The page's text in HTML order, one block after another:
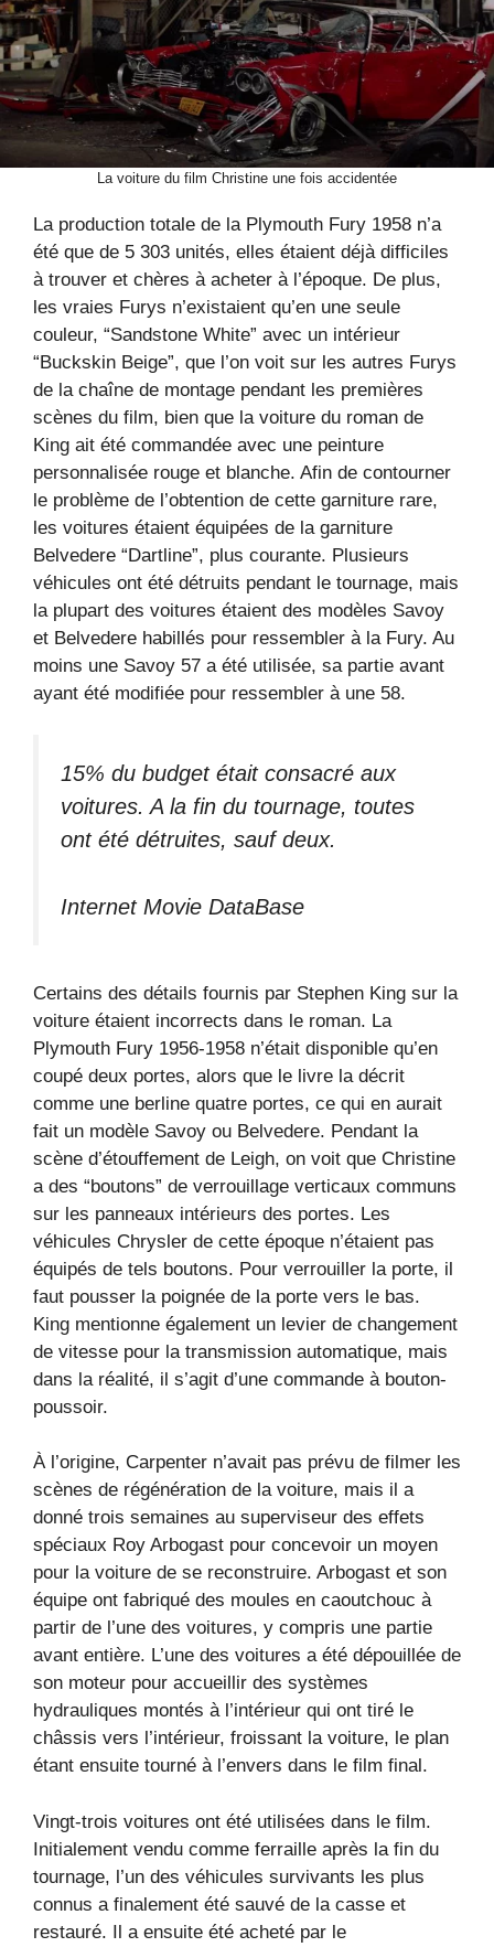
La voiture du film Christine une fois accidentée
La production totale de la Plymouth Fury 1958 n’a
été que de 5 303 unités, elles étaient déjà difficiles
à trouver et chères à acheter à l’époque. De plus,
les vraies Furys n’existaient qu’en une seule
couleur, “Sandstone White” avec un intérieur
“Buckskin Beige”, que l’on voit sur les autres Furys
de la chaîne de montage pendant les premières
scènes du film, bien que la voiture du roman de
King ait été commandée avec une peinture
personnalisée rouge et blanche. Afin de contourner
le problème de l’obtention de cette garniture rare,
les voitures étaient équipées de la garniture
Belvedere “Dartline”, plus courante. Plusieurs
véhicules ont été détruits pendant le tournage, mais
la plupart des voitures étaient des modèles Savoy
et Belvedere habillés pour ressembler à la Fury. Au
moins une Savoy 57 a été utilisée, sa partie avant
ayant été modifiée pour ressembler à une 58.
15% du budget était consacré aux
voitures. A la fin du tournage, toutes
ont été détruites, sauf deux.
Internet Movie DataBase
Certains des détails fournis par Stephen King sur la
voiture étaient incorrects dans le roman. La
Plymouth Fury 1956-1958 n’était disponible qu’en
coupé deux portes, alors que le livre la décrit
comme une berline quatre portes, ce qui en aurait
fait un modèle Savoy ou Belvedere. Pendant la
scène d’étouffement de Leigh, on voit que Christine
a des “boutons” de verrouillage verticaux communs
sur les panneaux intérieurs des portes. Les
véhicules Chrysler de cette époque n’étaient pas
équipés de tels boutons. Pour verrouiller la porte, il
faut pousser la poignée de la porte vers le bas.
King mentionne également un levier de changement
de vitesse pour la transmission automatique, mais
dans la réalité, il s’agit d’une commande à bouton-
poussoir.
À l’origine, Carpenter n’avait pas prévu de filmer les
scènes de régénération de la voiture, mais il a
donné trois semaines au superviseur des effets
spéciaux Roy Arbogast pour concevoir un moyen
pour la voiture de se reconstruire. Arbogast et son
équipe ont fabriqué des moules en caoutchouc à
partir de l’une des voitures, y compris une partie
avant entière. L’une des voitures a été dépouillée de
son moteur pour accueillir des systèmes
hydrauliques montés à l’intérieur qui ont tiré le
châssis vers l’intérieur, froissant la voiture, le plan
étant ensuite tourné à l’envers dans le film final.
Vingt-trois voitures ont été utilisées dans le film.
Initialement vendu comme ferraille après la fin du
tournage, l’un des véhicules survivants les plus
connus a finalement été sauvé de la casse et
restauré. Il a ensuite été acheté par le